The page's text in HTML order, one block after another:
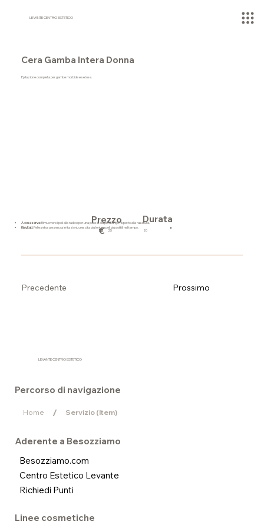
LEVANTE CENTRO ESTETICO
Cera Gamba Intera Donna
Epilazione completa per gambe morbide e setose.
A cosa serve:Rimuovere i peli alla radice per una pelle liscia più a lungo rispetto alla rasatura.
Risultati:Pelle setosa e senza irritazioni, crescita più lenta e peli più sottili nel tempo.
Prossimo
Precedente
Prezzo
€
25
Durata
20 '
LEVANTE CENTRO ESTETICO
Percorso di navigazione
Home / Servizio (Item)
Aderente a Besozziamo
Besozziamo.com
Centro Estetico Levante
Richiedi Punti
Linee cosmetiche